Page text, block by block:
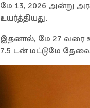
மே 13, 2026 அன்று
உயர்த்தியது.
இதனால், மே 27 வரை
7.5 டன் மட்டுமே